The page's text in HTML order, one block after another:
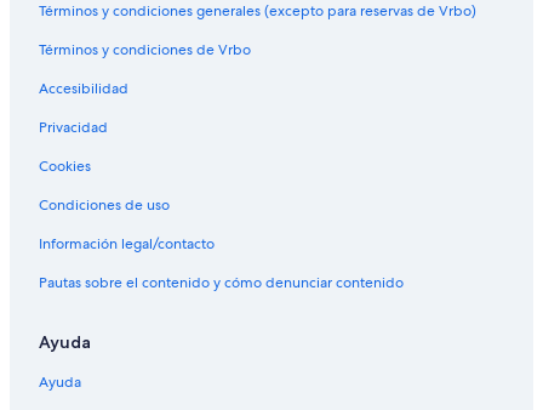
Términos y condiciones generales (excepto para reservas de Vrbo)
Términos y condiciones de Vrbo
Accesibilidad
Privacidad
Cookies
Condiciones de uso
Información legal/contacto
Pautas sobre el contenido y cómo denunciar contenido
Ayuda
Ayuda